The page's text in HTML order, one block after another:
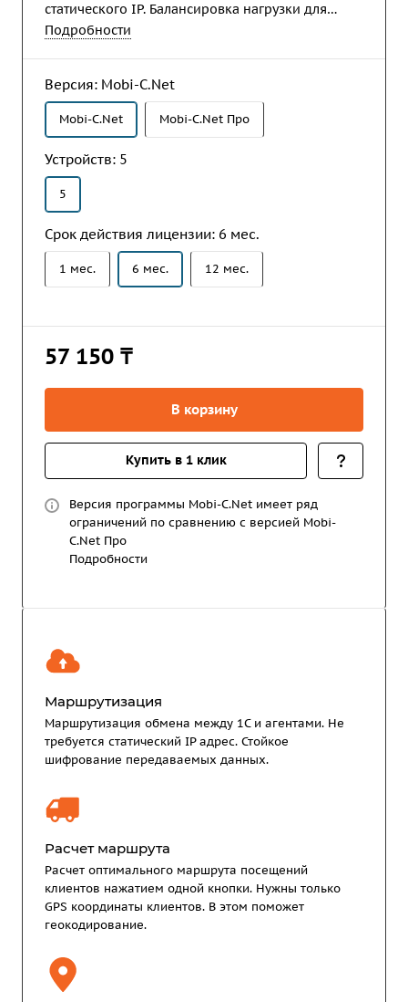
статического IP. Балансировка нагрузки для
масштабирования Моби-С. Расчёт доставки
координаты.
Подробности
Версия: Mobi-C.Net
Mobi-C.Net Mobi-C.Net Про
Устройств: 5
5
Срок действия лицензии: 6 мес.
1 мес. 6 мес. 12 мес.
57 150 ₸
В корзину
Купить в 1 клик
Версия программы Mobi-C.Net имеет ряд
ограничений по сравнению с версией Mobi-
C.Net Про
Подробности
Маршрутизация
Маршрутизация обмена между 1С и агентами. Не
требуется статический IP адрес. Стойкое
шифрование передаваемых данных.
Расчет маршрута
Расчет оптимального маршрута посещений
клиентов нажатием одной кнопки. Нужны только
GPS координаты клиентов. В этом поможет
геокодирование.